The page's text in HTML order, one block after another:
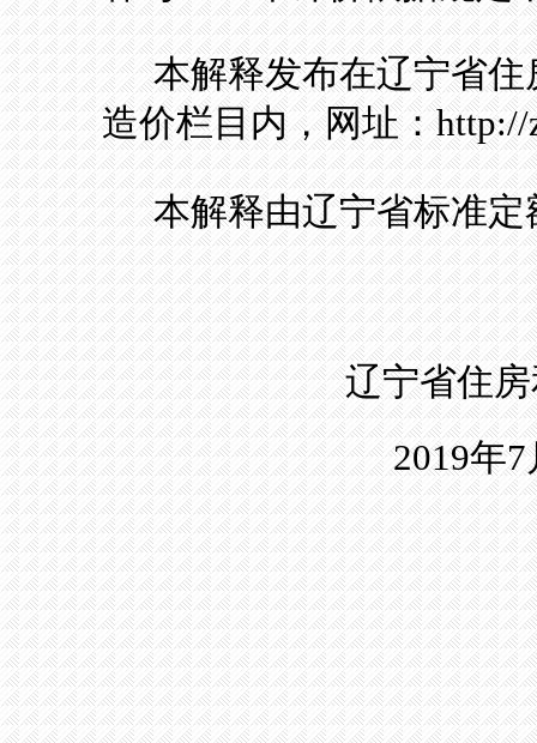
本解释发布在辽宁省
造价栏目内，网址：
本解释由辽宁省标准
辽宁省住
2019年7